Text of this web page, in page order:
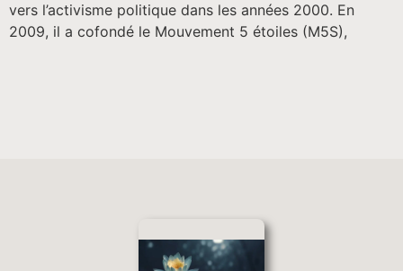
vers l’activisme politique dans les années 2000. En
2009, il a cofondé le Mouvement 5 étoiles (M5S),